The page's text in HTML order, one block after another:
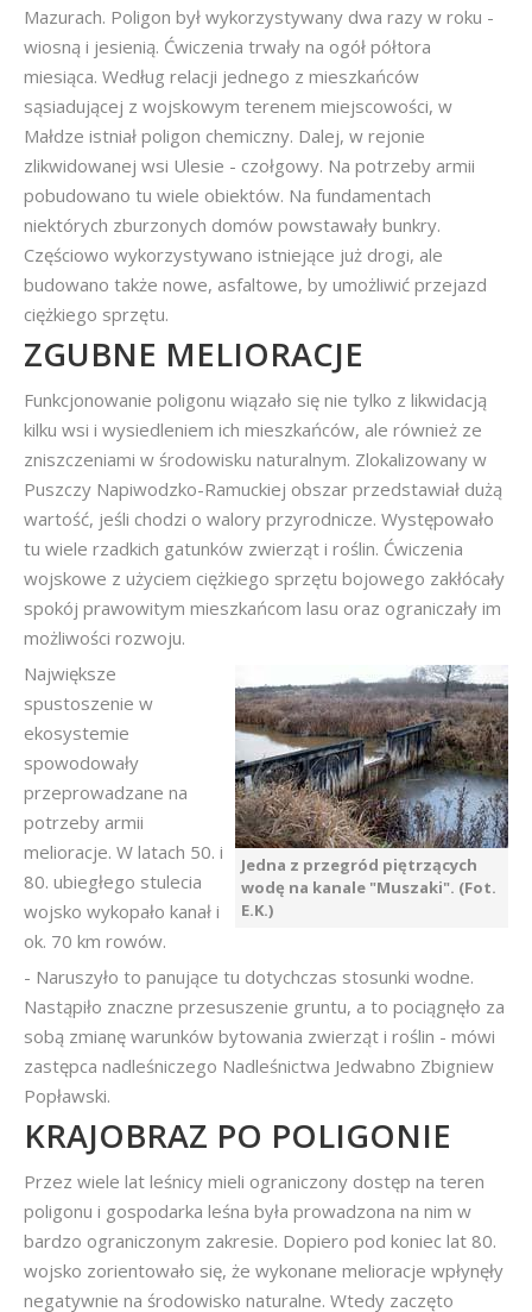
Mazurach. Poligon był wykorzystywany dwa razy w roku -
wiosną i jesienią. Ćwiczenia trwały na ogół półtora
miesiąca. Według relacji jednego z mieszkańców
sąsiadującej z wojskowym terenem miejscowości, w
Małdze istniał poligon chemiczny. Dalej, w rejonie
zlikwidowanej wsi Ulesie - czołgowy. Na potrzeby armii
pobudowano tu wiele obiektów. Na fundamentach
niektórych zburzonych domów powstawały bunkry.
Częściowo wykorzystywano istniejące już drogi, ale
budowano także nowe, asfaltowe, by umożliwić przejazd
ciężkiego sprzętu.
ZGUBNE MELIORACJE
Funkcjonowanie poligonu wiązało się nie tylko z likwidacją
kilku wsi i wysiedleniem ich mieszkańców, ale również ze
zniszczeniami w środowisku naturalnym. Zlokalizowany w
Puszczy Napiwodzko-Ramuckiej obszar przedstawiał dużą
wartość, jeśli chodzi o walory przyrodnicze. Występowało
tu wiele rzadkich gatunków zwierząt i roślin. Ćwiczenia
wojskowe z użyciem ciężkiego sprzętu bojowego zakłócały
spokój prawowitym mieszkańcom lasu oraz ograniczały im
możliwości rozwoju.
Jedna z przegród piętrzących
wodę na kanale "Muszaki". (Fot.
E.K.)
Największe
spustoszenie w
ekosystemie
spowodowały
przeprowadzane na
potrzeby armii
melioracje. W latach 50. i
80. ubiegłego stulecia
wojsko wykopało kanał i
ok. 70 km rowów.
- Naruszyło to panujące tu dotychczas stosunki wodne.
Nastąpiło znaczne przesuszenie gruntu, a to pociągnęło za
sobą zmianę warunków bytowania zwierząt i roślin - mówi
zastępca nadleśniczego Nadleśnictwa Jedwabno Zbigniew
Popławski.
KRAJOBRAZ PO POLIGONIE
Przez wiele lat leśnicy mieli ograniczony dostęp na teren
poligonu i gospodarka leśna była prowadzona na nim w
bardzo ograniczonym zakresie. Dopiero pod koniec lat 80.
wojsko zorientowało się, że wykonane melioracje wpłynęły
negatywnie na środowisko naturalne. Wtedy zaczęto